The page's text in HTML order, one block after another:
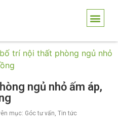
trí nội thất phòng ngủ nhỏ
ngủ nhỏ ấm áp,
mục: Góc tư vấn, Tin tức